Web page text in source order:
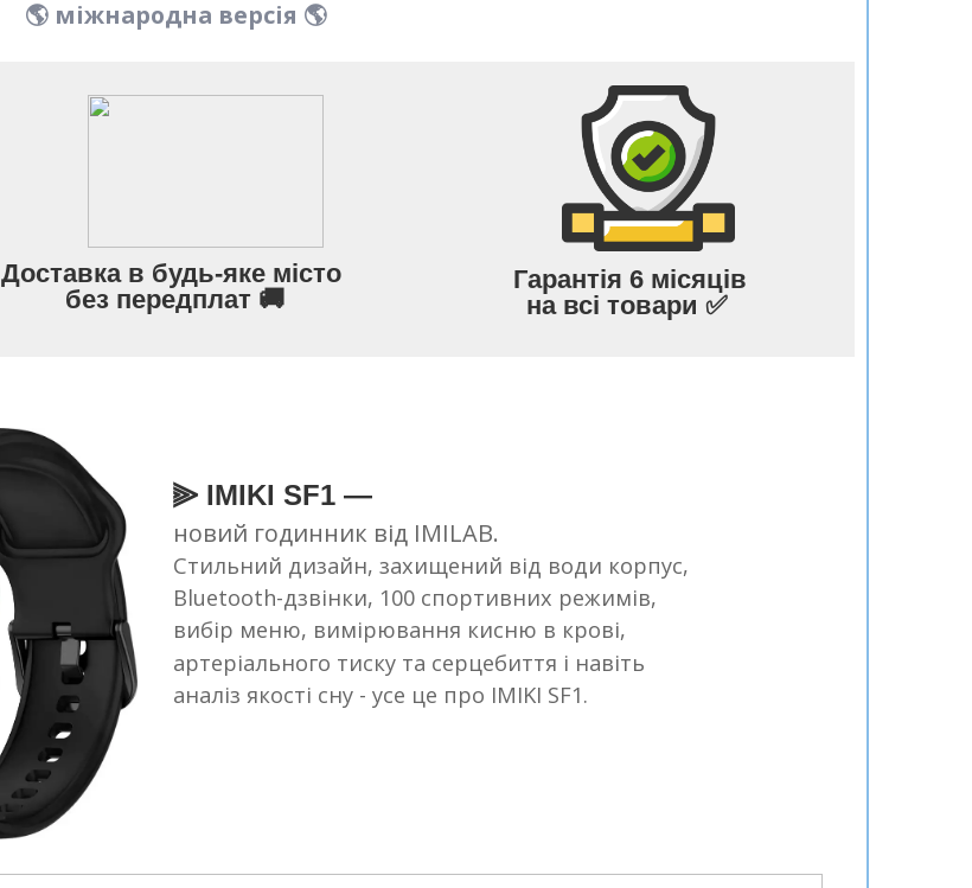
🌎 міжнародна версія 🌎
Доставка в будь-яке місто
без передплат 🚚
Гарантія 6 місяців
на всі товари ✅
⫸ IMIKI SF1 —
новий годинник від IMILAB.
Стильний дизайн, захищений від води корпус,
Bluetooth-дзвінки, 100 спортивних режимів,
вибір меню, вимірювання кисню в крові,
артеріального тиску та серцебиття і навіть
аналіз якості сну - усе це про IMIKI SF1.